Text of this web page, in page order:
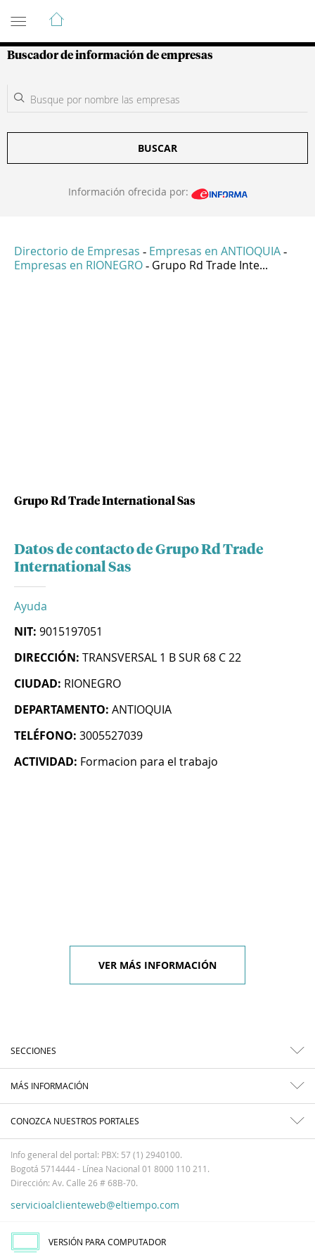
Guía de Empresas Colombianas
Buscador de información de empresas
BUSCAR
Información ofrecida por:
Directorio de Empresas - Empresas en ANTIOQUIA -
Empresas en RIONEGRO - Grupo Rd Trade Inte...
Grupo Rd Trade International Sas
Datos de contacto de Grupo Rd Trade
International Sas
Ayuda
NIT: 9015197051
DIRECCIÓN: TRANSVERSAL 1 B SUR 68 C 22
CIUDAD: RIONEGRO
DEPARTAMENTO: ANTIOQUIA
TELÉFONO: 3005527039
ACTIVIDAD: Formacion para el trabajo
VER MÁS INFORMACIÓN
SECCIONES
MÁS INFORMACIÓN
CONOZCA NUESTROS PORTALES
Info general del portal: PBX: 57 (1) 2940100.
Bogotá 5714444 - Línea Nacional 01 8000 110 211.
Dirección: Av. Calle 26 # 68B-70.
servicioalclienteweb@eltiempo.com
VERSIÓN PARA COMPUTADOR